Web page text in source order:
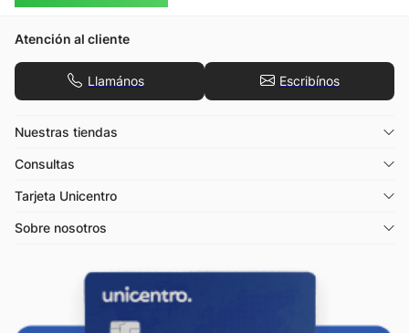
Atención al cliente
Llamános Escribínos
Nuestras tiendas
Consultas
Tarjeta Unicentro
Sobre nosotros